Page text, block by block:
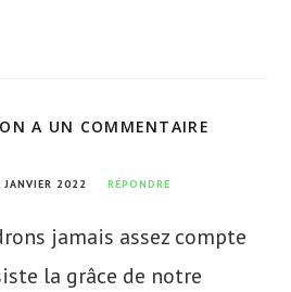
A UN COMMENTAIRE
JANVIER 2022 RÉPONDRE
jamais assez compte
la grâce de notre